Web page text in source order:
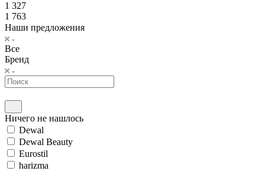
1 327
1 763
Наши предложения
Все
Бренд
Ничего не нашлось
Dewal
Dewal Beauty
Eurostil
harizma